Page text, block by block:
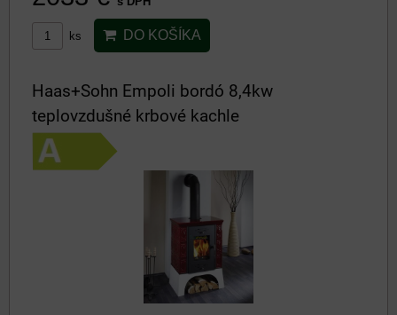
ks DO KOŠÍKA
Haas+Sohn Empoli bordó 8,4kw
teplovzdušné krbové kachle